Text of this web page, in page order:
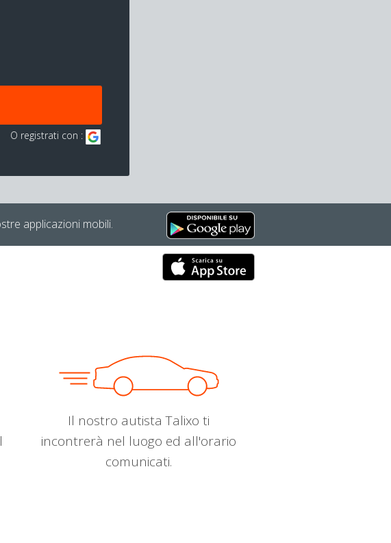
O registrati con :
applicazioni mobili.
Il nostro autista Talixo ti
incontrerà nel luogo ed all'orario
comunicati.